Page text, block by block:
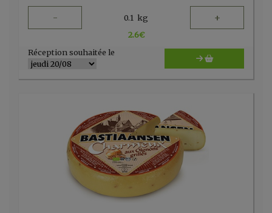
- 0.1 kg +
2.6€
Réception souhaitée le